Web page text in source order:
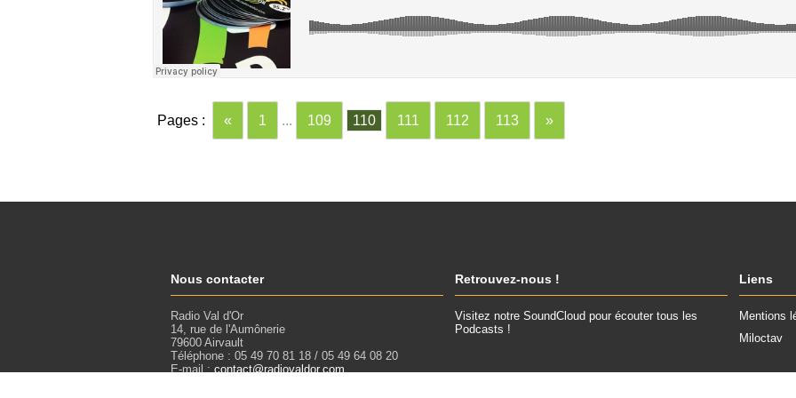
Pages : « 1 ... 109 110 111 112 113 »
Nous contacter
Radio Val d'Or
14, rue de l'Aumônerie
79600 Airvault
Téléphone : 05 49 70 81 18 / 05 49 64 08 20
E-mail :contact@radiovaldor.com
Retrouvez-nous !
Visitez notre SoundCloud pour écouter tous les
Podcasts !
Liens
Mentions
Miloctav